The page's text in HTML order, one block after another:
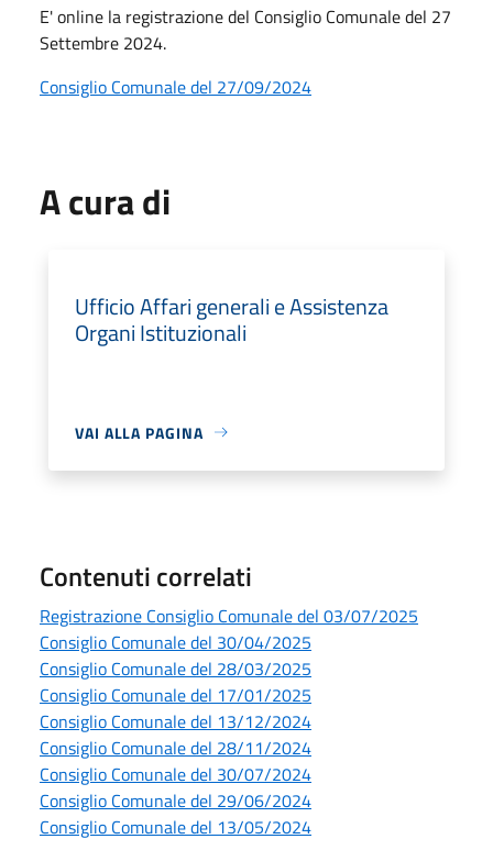
E' online la registrazione del Consiglio Comunale del 27
Settembre 2024.
Consiglio Comunale del 27/09/2024
A cura di
Ufficio Affari generali e Assistenza
Organi Istituzionali
VAI ALLA PAGINA
Contenuti correlati
Registrazione Consiglio Comunale del 03/07/2025
Consiglio Comunale del 30/04/2025
Consiglio Comunale del 28/03/2025
Consiglio Comunale del 17/01/2025
Consiglio Comunale del 13/12/2024
Consiglio Comunale del 28/11/2024
Consiglio Comunale del 30/07/2024
Consiglio Comunale del 29/06/2024
Consiglio Comunale del 13/05/2024